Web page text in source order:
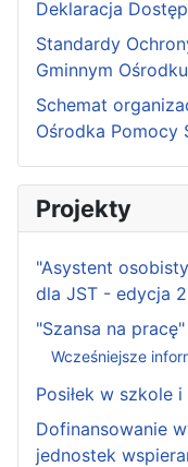
Deklaracja
Standardy
Gminnym
Schemat
Ośrodka Pomocy
Projekty
"Asystent
dla JST - edycja
"Szansa na
Wcześniejsze
Posiłek w szkole
Dofinansowanie
jednostek